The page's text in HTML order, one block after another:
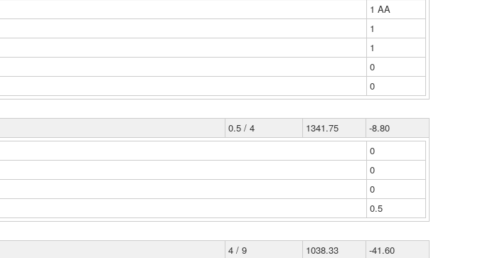
1 ΑΑ
1
1
0
0
0.5 / 4 1341.75
-8.80
0
0
0
0.5
4 / 9 1038.33
-41.60